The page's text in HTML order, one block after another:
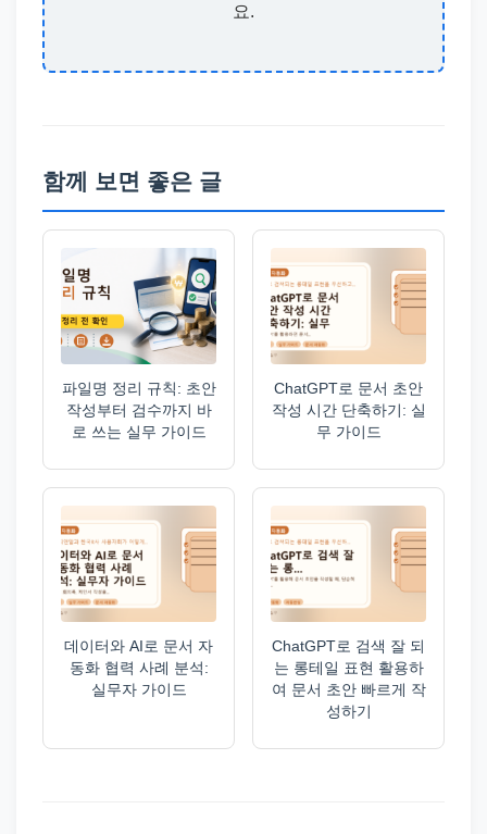
요.
함께 보면 좋은 글
파일명 정리 규칙: 초안
작성부터 검수까지 바
로 쓰는 실무 가이드
ChatGPT로 문서 초안
작성 시간 단축하기: 실
무 가이드
데이터와 AI로 문서 자
동화 협력 사례 분석:
실무자 가이드
ChatGPT로 검색 잘 되
는 롱테일 표현 활용하
여 문서 초안 빠르게 작
성하기